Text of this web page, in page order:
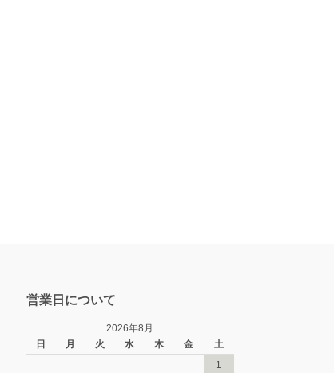
営業日について
2026年8月
日
月 火 水 木 金
土
1